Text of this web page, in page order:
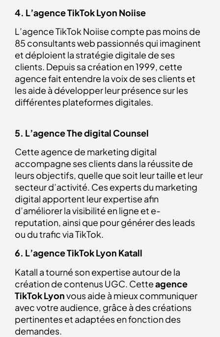
4. L’agence TikTok Lyon Noiise
L’agence TikTok Noiise compte pas moins de
85 consultants web passionnés qui imaginent
et déploient la stratégie digitale de ses
clients. Depuis sa création en 1999, cette
agence fait entendre la voix de ses clients et
les aide à développer leur présence sur les
différentes plateformes digitales.
5. L’agence The digital Counsel
Cette agence de marketing digital
accompagne ses clients dans la réussite de
leurs objectifs, quelle que soit leur taille et leur
secteur d’activité. Ces experts du marketing
digital apportent leur expertise afin
d’améliorer la visibilité en ligne et e-
reputation, ainsi que pour générer des leads
ou du trafic via TikTok.
6. L’agence TikTok Lyon Katall
Katall a tourné son expertise autour de la
création de contenus UGC. Cetteagence
TikTok Lyonvous aide à mieux communiquer
avec votre audience, grâce à des créations
pertinentes et adaptées en fonction des
demandes.